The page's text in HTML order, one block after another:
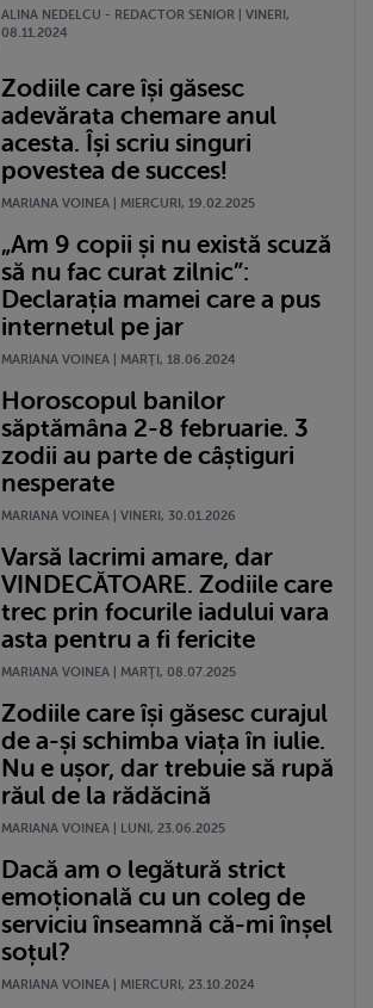
ALINA NEDELCU - REDACTOR SENIOR | VINERI,
08.11.2024
Zodiile care își găsesc
adevărata chemare anul
acesta. Își scriu singuri
povestea de succes!
MARIANA VOINEA | MIERCURI, 19.02.2025
„Am 9 copii și nu există scuză
să nu fac curat zilnic”:
Declarația mamei care a pus
internetul pe jar
MARIANA VOINEA | MARŢI, 18.06.2024
Horoscopul banilor
săptămâna 2-8 februarie. 3
zodii au parte de câștiguri
nesperate
MARIANA VOINEA | VINERI, 30.01.2026
Varsă lacrimi amare, dar
VINDECĂTOARE. Zodiile care
trec prin focurile iadului vara
asta pentru a fi fericite
MARIANA VOINEA | MARŢI, 08.07.2025
Zodiile care își găsesc curajul
de a-și schimba viața în iulie.
Nu e ușor, dar trebuie să rupă
răul de la rădăcină
MARIANA VOINEA | LUNI, 23.06.2025
Dacă am o legătură strict
emoțională cu un coleg de
serviciu înseamnă că-mi înșel
soțul?
MARIANA VOINEA | MIERCURI, 23.10.2024